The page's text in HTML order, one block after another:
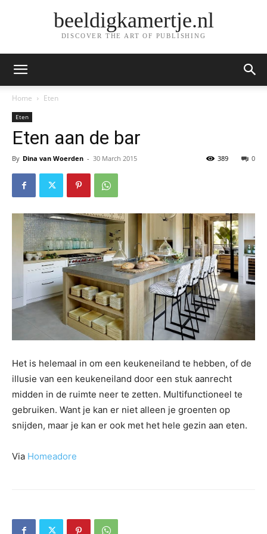
beeldigkamertje.nl
DISCOVER THE ART OF PUBLISHING
Home Eten
Eten
Eten aan de bar
By Dina van Woerden - 30 March 2015 0
389
Het is helemaal in om een keukeneiland te hebben, of de
illusie van een keukeneiland door een stuk aanrecht
midden in de ruimte neer te zetten. Multifunctioneel te
gebruiken. Want je kan er niet alleen je groenten op
snijden, maar je kan er ook met het hele gezin aan eten.
Via Homeadore